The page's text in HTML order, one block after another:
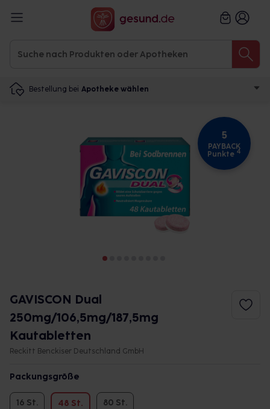
Bestellung bei Apotheke wählen
5
PAYBACK
Punkte 4
GAVISCON Dual
250mg/106,5mg/187,5mg
Kautabletten
Reckitt Benckiser Deutschland GmbH
Packungsgröße
16 St. 48 St. 80 St.